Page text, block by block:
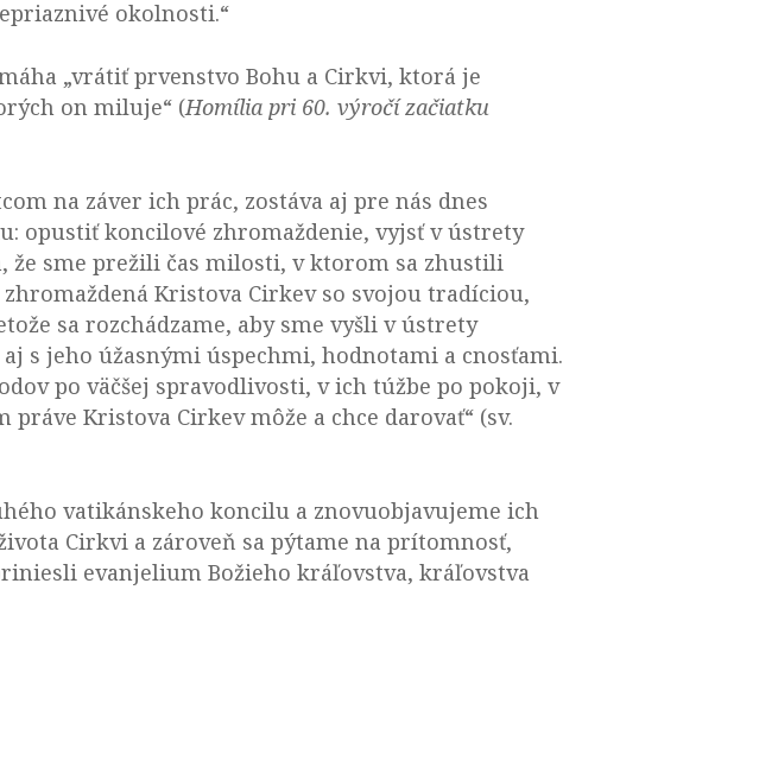
okolnosti.“
„vrátiť prvenstvo Bohu a Cirkvi, ktorá je
on miluje“ (Homília pri 60. výročí začiatku
na záver ich prác, zostáva aj pre nás dnes
opustiť koncilové zhromaždenie, vyjsť v ústrety
že sme prežili čas milosti, v ktorom sa zhustili
Kristova Cirkev so svojou tradíciou,
sa rozchádzame, aby sme vyšli v ústrety
s jeho úžasnými úspechmi, hodnotami a cnosťami.
po väčšej spravodlivosti, v ich túžbe po pokoji, v
Kristova Cirkev môže a chce darovať“ (sv.
vatikánskeho koncilu a znovuobjavujeme ich
Cirkvi a zároveň sa pýtame na prítomnosť,
evanjelium Božieho kráľovstva, kráľovstva